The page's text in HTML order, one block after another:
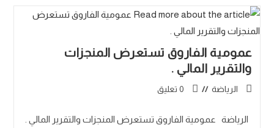
عمومية الفاروق تستعرض المنجزات
والتقرير المالي .
الرياضة 0 تعليق
الرياضة عمومية الفاروق تستعرض المنجزات والتقرير المالي .